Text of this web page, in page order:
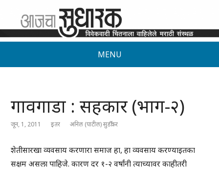
MENU
गावगाडा : सहकार (भाग-२)
जून, 1, 2011 इतर अनिल (पाटील) सुर्डीकर
शेतीसारखा व्यवसाय करणारा समाज हा, हा व्यवसाय करण्याइतका
सक्षम असला पाहिजे. कारण दर १-२ वर्षांनी त्याच्यावर काहीतरी